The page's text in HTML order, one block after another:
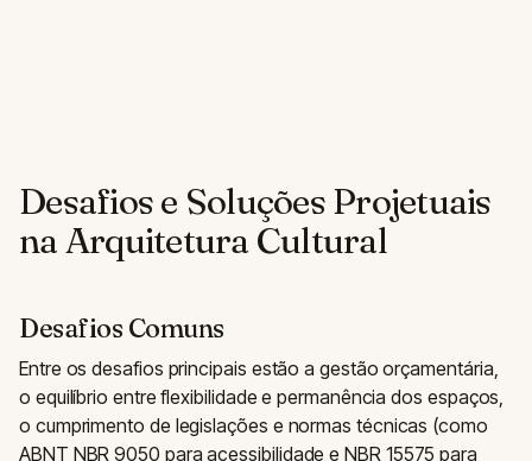
Desafios e Soluções Projetuais
na Arquitetura Cultural
Desafios Comuns
Entre os desafios principais estão a gestão orçamentária,
o equilíbrio entre flexibilidade e permanência dos espaços,
o cumprimento de legislações e normas técnicas (como
ABNT NBR 9050 para acessibilidade e NBR 15575 para